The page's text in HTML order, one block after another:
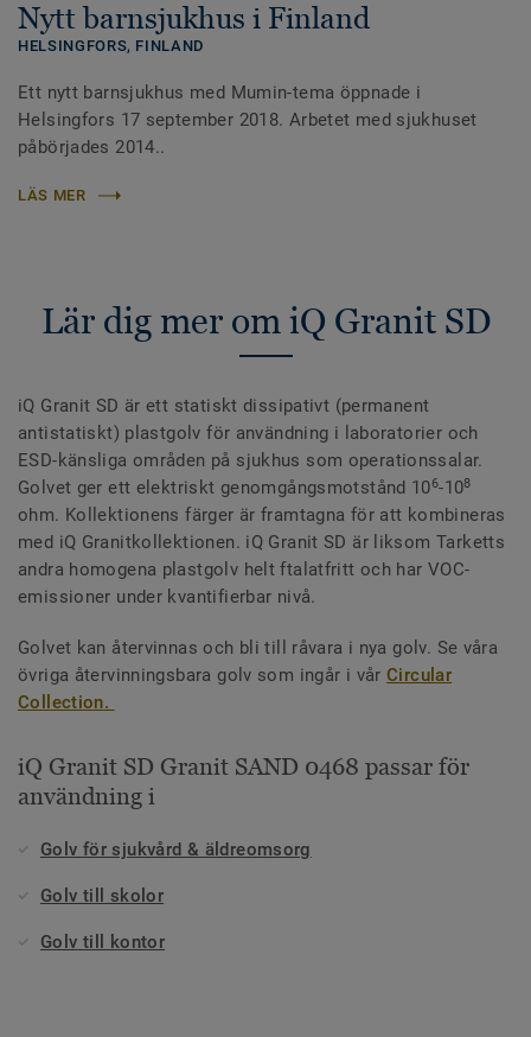
Nytt barnsjukhus i Finland
HELSINGFORS, FINLAND
Ett nytt barnsjukhus med Mumin-tema öppnade i
Helsingfors 17 september 2018. Arbetet med sjukhuset
påbörjades 2014..
LÄS MER
Lär dig mer om iQ Granit SD
iQ Granit SD är ett statiskt dissipativt (permanent
antistatiskt) plastgolv för användning i laboratorier och
ESD-känsliga områden på sjukhus som operationssalar.
Golvet ger ett elektriskt genomgångsmotstånd 106-108
ohm. Kollektionens färger är framtagna för att kombineras
med iQ Granitkollektionen. iQ Granit SD är liksom Tarketts
andra homogena plastgolv helt ftalatfritt och har VOC-
emissioner under kvantifierbar nivå.
Golvet kan återvinnas och bli till råvara i nya golv. Se våra
övriga återvinningsbara golv som ingår i vårCircular
Collection.
iQ Granit SD Granit SAND 0468 passar för
användning i
Golv för sjukvård & äldreomsorg
Golv till skolor
Golv till kontor